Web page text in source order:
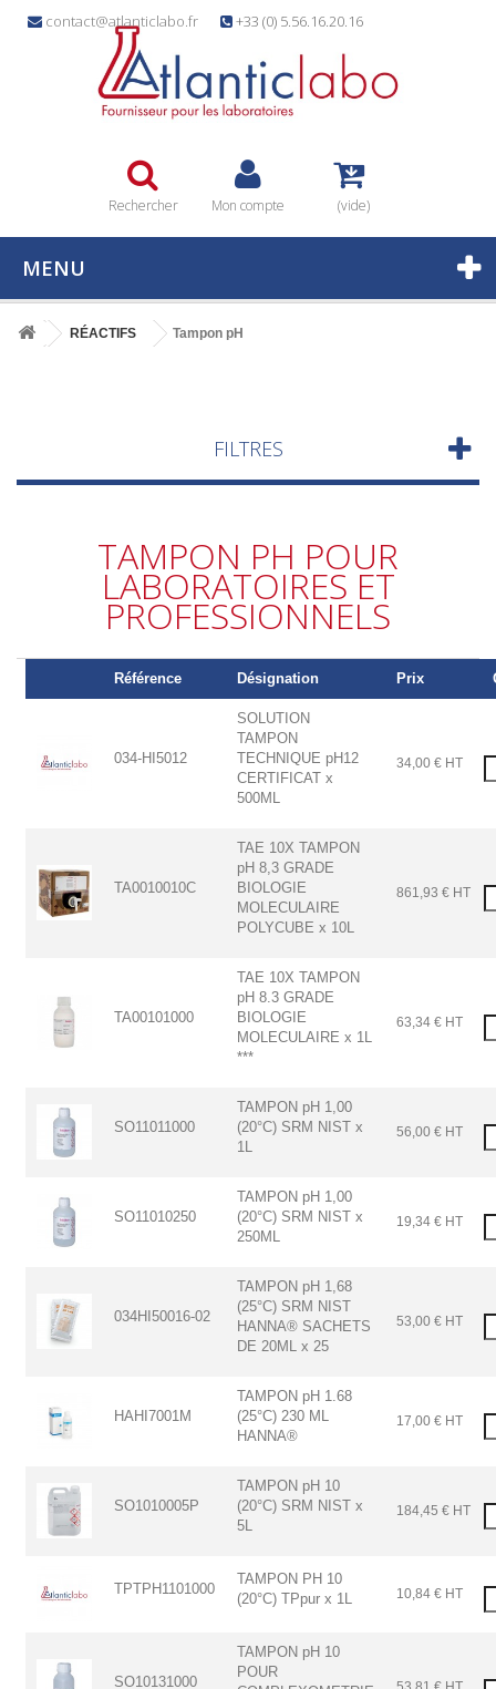
contact@atlanticlabo.fr +33 (0) 5.56.16.20.16
Rechercher Mon compte (vide)
MENU
RÉACTIFS Tampon pH
FILTRES
TAMPON PH POUR
LABORATOIRES ET
PROFESSIONNELS
Référence Désignation Prix
034-HI5012
SOLUTION
TAMPON
TECHNIQUE pH12
CERTIFICAT x
500ML
34,00 € HT
TA0010010C
TAE 10X TAMPON
pH 8,3 GRADE
BIOLOGIE
MOLECULAIRE
POLYCUBE x 10L
861,93 € HT
TA00101000
TAE 10X TAMPON
pH 8.3 GRADE
BIOLOGIE
MOLECULAIRE x 1L
***
63,34 € HT
SO11011000
TAMPON pH 1,00
(20°C) SRM NIST x
1L
56,00 € HT
SO11010250
TAMPON pH 1,00
(20°C) SRM NIST x
250ML
19,34 € HT
034HI50016-02
TAMPON pH 1,68
(25°C) SRM NIST
HANNA® SACHETS
DE 20ML x 25
53,00 € HT
HAHI7001M
TAMPON pH 1.68
(25°C) 230 ML
HANNA®
17,00 € HT
SO1010005P
TAMPON pH 10
(20°C) SRM NIST x
5L
184,45 € HT
TPTPH1101000
TAMPON PH 10
(20°C) TPpur x 1L
10,84 € HT
SO10131000
TAMPON pH 10
POUR